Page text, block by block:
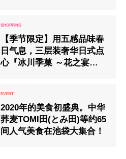
【季节限定】用五感品味春
日气息，三层装奢华日式点
心『冰川季菓 ～花之宴～』
2020年的美食初盛典。中华
荞麦TOMI田(とみ田)等约65
间人气美食在池袋大集合！